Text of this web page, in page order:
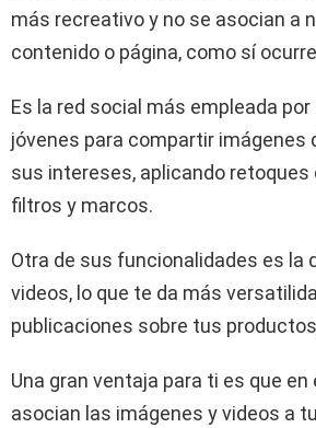
más recreativo y no se asocian a
contenido o página, como sí
Es la red social más empleada
jóvenes para compartir imágenes
sus intereses, aplicando
filtros y marcos.
Otra de sus funcionalidades es la
videos, lo que te da más
publicaciones sobre tus
Una gran ventaja para ti es que
asocian las imágenes y videos a